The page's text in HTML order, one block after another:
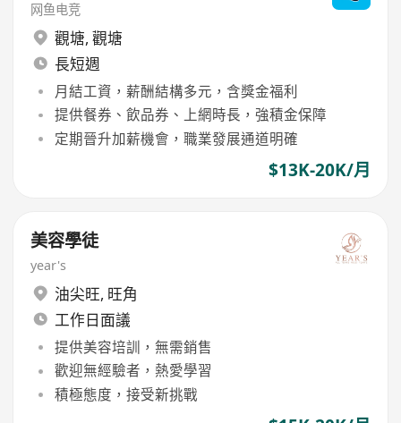
网鱼电竞
觀塘, 觀塘
長短週
月結工資，薪酬結構多元，含獎金福利
提供餐券、飲品券、上網時長，強積金保障
定期晉升加薪機會，職業發展通道明確
$13K-20K/月
美容學徒
year's
油尖旺, 旺角
工作日面議
提供美容培訓，無需銷售
歡迎無經驗者，熱愛學習
積極態度，接受新挑戰